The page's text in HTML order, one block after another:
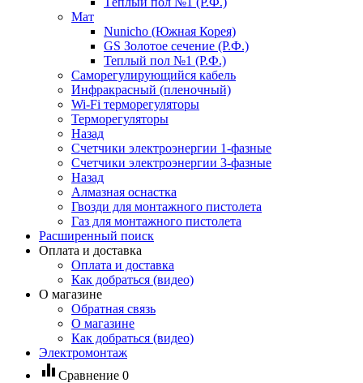
Мат
Nunicho (Южная Корея)
GS Золотое сечение (Р.Ф.)
Теплый пол №1 (Р.Ф.)
Саморегулирующийся кабель
Инфракрасный (пленочный)
Wi-Fi терморегуляторы
Терморегуляторы
Назад
Счетчики электроэнергии 1-фазные
Счетчики электроэнергии 3-фазные
Назад
Алмазная оснастка
Гвозди для монтажного пистолета
Газ для монтажного пистолета
Расширенный поиск
Оплата и доставка
Оплата и доставка
Как добраться (видео)
О магазине
Обратная связь
О магазине
Как добраться (видео)
Электромонтаж
equalizer Сравнение 0